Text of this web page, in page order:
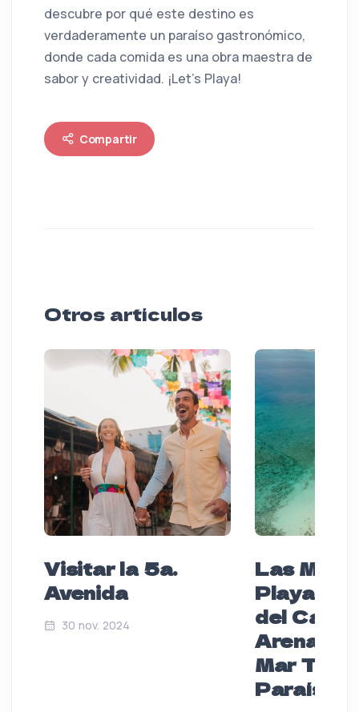
descubre por qué este destino es
verdaderamente un paraíso gastronómico,
donde cada comida es una obra maestra de
sabor y creatividad. ¡Let’s Playa!
Compartir
Otros artículos
Visitar la 5a.
Avenida
30 nov. 2024
Las
Playas
del
Arena
Mar
Paraíso